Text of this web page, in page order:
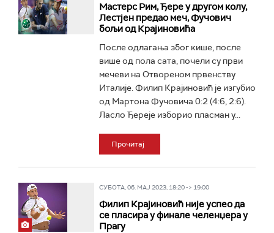
Мастерс Рим, Ђере у другом колу,
Лестјен предао меч, Фучович
бољи од Крајиновића
После одлагања због кише, после
више од пола сата, почели су први
мечеви на Отвореном првенству
Италије. Филип Крајиновић је изгубио
од Мартона Фучовича 0:2 (4:6, 2:6).
Ласло Ђереје изборио пласман у...
Прочитај
СУБОТА, 06. МАЈ 2023, 18:20 -> 19:00
Филип Крајиновић није успео да
се пласира у финале челенџера у
Прагу